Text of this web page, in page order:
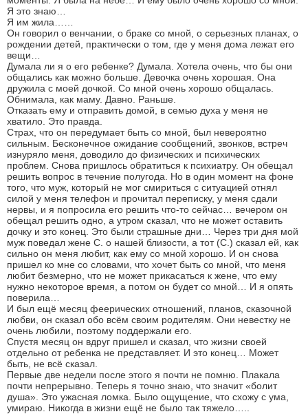
Я это знаю…
Я им жила……
Он говорил о венчании, о браке со мной, о серьезных планах, о
рождении детей, практически о том, где у меня дома лежат его
вещи…
Думала ли я о его ребенке? Думала. Хотела очень, что бы они
общались как можно больше. Девочка очень хорошая. Она
дружила с моей дочкой. Со мной очень хорошо общалась.
Обнимала, как маму. Давно. Раньше.
Отказать ему и отправить домой, в семью духа у меня не
хватило. Это правда.
Страх, что он передумает быть со мной, был невероятно
сильным. Бесконечное ожидание сообщений, звонков, встреч
изнуряло меня, доводило до физических и психических
проблем. Снова пришлось обратиться к психиатру. Он обещал
решить вопрос в течение полугода. Но в один момент на фоне
того, что муж, который не мог смириться с ситуацией отнял
силой у меня телефон и прочитал переписку, у меня сдали
нервы, и я попросила его решить что-то сейчас… вечером он
обещал решить одно, а утром сказал, что не может оставить
дочку и это конец. Это были страшные дни… Через три дня мой
муж поведал жене С. о нашей близости, а тот (С.) сказал ей, как
сильно он меня любит, как ему со мной хорошо. И он снова
пришел ко мне со словами, что хочет быть со мной, что меня
любит безмерно, что не может прикасаться к жене, что ему
нужно некоторое время, а потом он будет со мной… И я опять
поверила…
И был ещё месяц феерических отношений, планов, сказочной
любви, он сказал обо всём своим родителям. Они невестку не
очень любили, поэтому поддержали его.
Спустя месяц он вдруг пришел и сказал, что жизни своей
отдельно от ребенка не представляет. И это конец… Может
быть, не всё сказал.
Первые две недели после этого я почти не помню. Плакала
почти непрерывно. Теперь я точно знаю, что значит «болит
душа». Это ужасная ломка. Было ощущение, что схожу с ума,
умираю. Никогда в жизни ещё не было так тяжело…..